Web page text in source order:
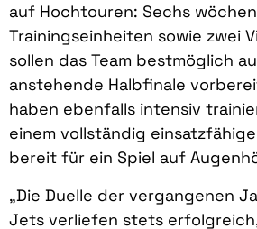
auf Hochtouren: Sechs
Trainingseinheiten sowie zwei
sollen das Team bestmöglich
anstehende Halbfinale
haben ebenfalls intensiv
einem vollständig
bereit für ein Spiel auf
„Die Duelle der vergangenen
Jets verliefen stets